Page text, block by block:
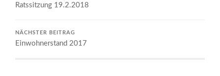
Ratssitzung 19.2.2018
NÄCHSTER BEITRAG
Einwohnerstand 2017